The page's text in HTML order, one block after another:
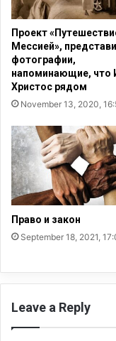
е
т
в
е
н
н
с
т
ь
Проект
Мессией»,
фотографии,
напоминающие, что
Христос рядом
November 13, 2020,
Право и закон
September 18, 2021,
Leave a Reply